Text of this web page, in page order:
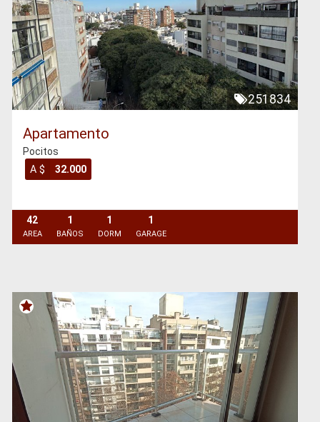
251834
Apartamento
Pocitos
A $
32.000
42
AREA
1
BAÑOS
1
DORM
1
GARAGE